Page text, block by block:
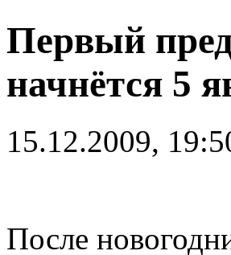
Первый
начнётся 5
15.12.2009,
После